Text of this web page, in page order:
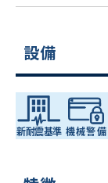
設備